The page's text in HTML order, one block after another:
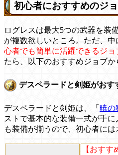
初心者におすすめのジ
ログレスは最大5つの武器を装
が複数欲しいところ。ただ、
心者でも簡単に活躍できるジョ
たら、以下のおすすめジョブか
デスペラードと剣姫がおす
デスペラードと剣姫は、「 暁の
ストで基本的な装備一式が手
も装備が揃うので、初心者には
【おすす